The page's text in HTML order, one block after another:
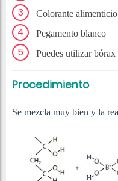
Colorante alimenticio
Pegamento blanco
Puedes utilizar bórax
Procedimiento
Se mezcla muy bien y la